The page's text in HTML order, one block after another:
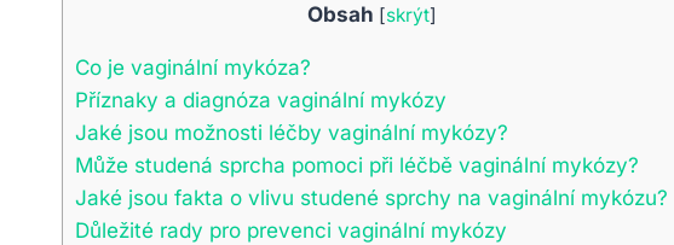
Obsah [skrýt]
Co je vaginální mykóza?
Příznaky a diagnóza vaginální mykózy
Jaké jsou možnosti léčby vaginální mykózy?
Může studená sprcha pomoci při léčbě vaginální mykózy?
Jaké jsou fakta o vlivu studené sprchy na vaginální mykózu?
Důležité rady pro prevenci vaginální mykózy